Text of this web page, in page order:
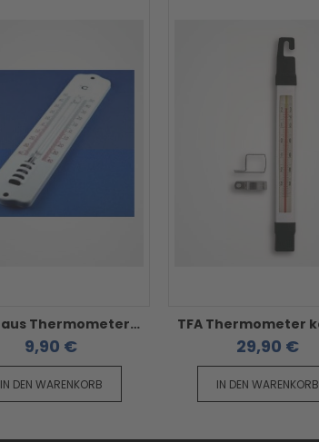
Kühlhaus Thermometer weiß 220 x 40 mm
9,90 €
IN DEN WARENKORB
29,90 €
IN DEN WARENKORB